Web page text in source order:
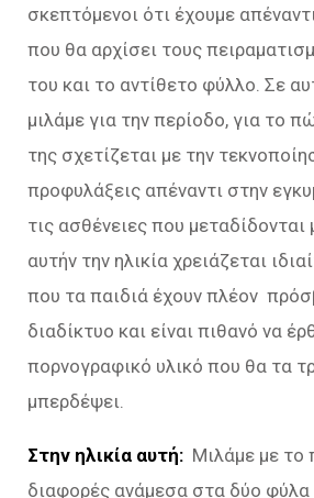
σκεπτόμενοι ότι έχουμε
που θα αρχίσει τους
του και το αντίθετο φύλλο. Σε
μιλάμε για την περίοδο, για το
της σχετίζεται με την
προφυλάξεις απέναντι στην
τις ασθένειες που μεταδίδονται
αυτήν την ηλικία χρειάζεται
που τα παιδιά έχουν πλέον
διαδίκτυο και είναι πιθανό να
πορνογραφικό υλικό που θα τα
μπερδέψει.
Στην ηλικία αυτή: Μιλάμε με το
διαφορές ανάμεσα στα δύο